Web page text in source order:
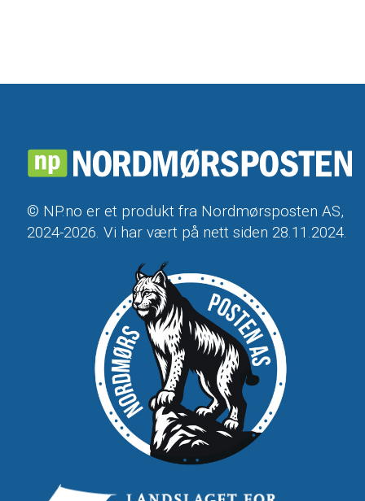
© NP.no er et produkt fra Nordmørsposten AS,
2024-2026. Vi har vært på nett siden 28.11.2024.